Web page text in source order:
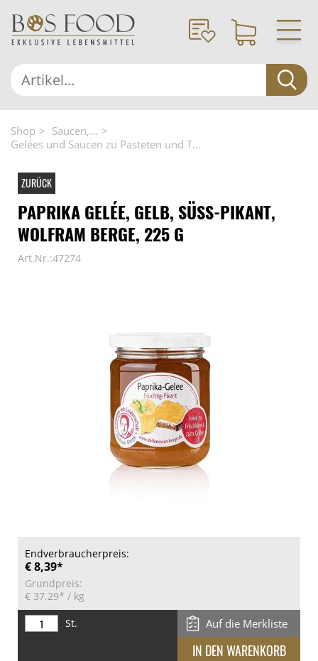
Shop
Saucen,...
Gelées und Saucen zu Pasteten und T...
ZURÜCK
PAPRIKA GELÉE, GELB, SÜSS-PIKANT, W
OLFRAM BERGE, 225 G
Art.Nr.:47274
Endverbraucherpreis:
€ 8,39*
Grundpreis:
€ 37,29* / kg
St.
Auf die Merkliste